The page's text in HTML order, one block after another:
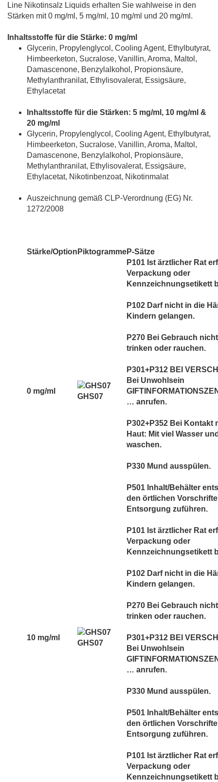
Line Nikotinsalz Liquids erhalten Sie wahlweise in den
Stärken mit 0 mg/ml, 5 mg/ml, 10 mg/ml und 20 mg/ml.
Inhaltsstoffe für die Stärke: 0 mg/ml
Glycerin, Propylenglycol, Cooling Agent, Ethylbutyrat,
Himbeerketon, Sucralose, Vanillin, Aroma, Maltol,
Damascenone, Benzylalkohol, Propionsäure,
Methylanthranilat, Ethylisovalerat, Essigsäure,
Ethylacetat
Inhaltsstoffe für die Stärken: 5 mg/ml, 10 mg/ml &
20 mg/ml
Glycerin, Propylenglycol, Cooling Agent, Ethylbutyrat,
Himbeerketon, Sucralose, Vanillin, Aroma, Maltol,
Damascenone, Benzylalkohol, Propionsäure,
Methylanthranilat, Ethylisovalerat, Essigsäure,
Ethylacetat, Nikotinbenzoat, Nikotinmalat
Auszeichnung gemäß CLP-Verordnung (EG) Nr.
1272/2008
Stärke/Option PiktogrammeP-Sätze
0 mg/ml
GHS07
P101 Ist ärztlicher Rat
Verpackung oder
Kennzeichnungsetikett
P102 Darf nicht in die
Kindern gelangen.
P270 Bei Gebrauch
trinken oder rauchen.
P301+P312 BEI
Bei Unwohlsein
… anrufen.
P302+P352 Bei Kontakt
Haut: Mit viel Wasser
waschen.
P330 Mund ausspülen.
P501 Inhalt/Behälter
den örtlichen
Entsorgung zuführen.
10 mg/ml
GHS07
P101 Ist ärztlicher Rat
Verpackung oder
Kennzeichnungsetikett
P102 Darf nicht in die
Kindern gelangen.
P270 Bei Gebrauch
trinken oder rauchen.
P301+P312 BEI
Bei Unwohlsein
… anrufen.
P330 Mund ausspülen.
P501 Inhalt/Behälter
den örtlichen
Entsorgung zuführen.
P101 Ist ärztlicher Rat
Verpackung oder
Kennzeichnungsetikett